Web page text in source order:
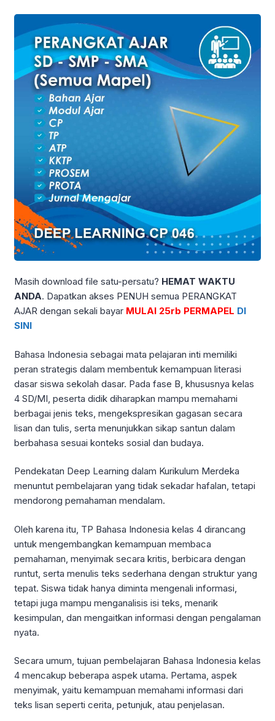
Masih download file satu-persatu? HEMAT WAKTU
ANDA. Dapatkan akses PENUH semua PERANGKAT
AJAR dengan sekali bayar MULAI 25rb PERMAPEL DI
SINI
Bahasa Indonesia sebagai mata pelajaran inti memiliki
peran strategis dalam membentuk kemampuan literasi
dasar siswa sekolah dasar. Pada fase B, khususnya kelas
4 SD/MI, peserta didik diharapkan mampu memahami
berbagai jenis teks, mengekspresikan gagasan secara
lisan dan tulis, serta menunjukkan sikap santun dalam
berbahasa sesuai konteks sosial dan budaya.
Pendekatan Deep Learning dalam Kurikulum Merdeka
menuntut pembelajaran yang tidak sekadar hafalan, tetapi
mendorong pemahaman mendalam.
Oleh karena itu, TP Bahasa Indonesia kelas 4 dirancang
untuk mengembangkan kemampuan membaca
pemahaman, menyimak secara kritis, berbicara dengan
runtut, serta menulis teks sederhana dengan struktur yang
tepat. Siswa tidak hanya diminta mengenali informasi,
tetapi juga mampu menganalisis isi teks, menarik
kesimpulan, dan mengaitkan informasi dengan pengalaman
nyata.
Secara umum, tujuan pembelajaran Bahasa Indonesia kelas
4 mencakup beberapa aspek utama. Pertama, aspek
menyimak, yaitu kemampuan memahami informasi dari
teks lisan seperti cerita, petunjuk, atau penjelasan.